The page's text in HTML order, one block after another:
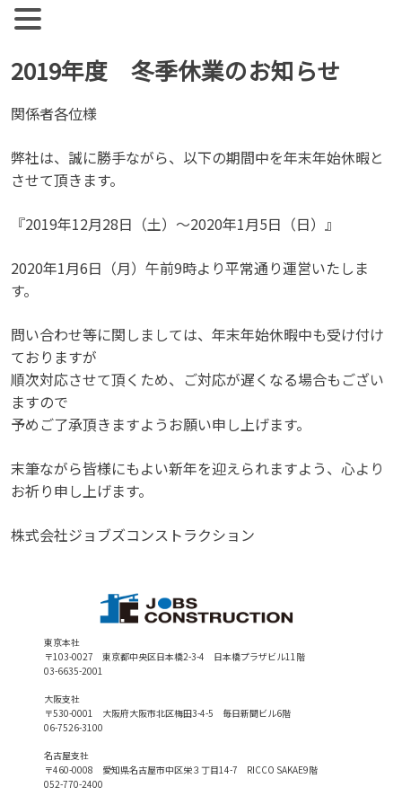
Skip
to
content
【公式】ジョブズコンストラクション
弊社では雇用促進を目標に人材紹介、人材派遣を行っておりま
離職率が非常に高い実情があります。
2019年度 冬季休業のお知らせ
関係者各位様
弊社は、誠に勝手ながら、以下の期間中を年末年始休暇と
させて頂きます。
『2019年12月28日（土）～2020年1月5日（日）』
2020年1月6日（月）午前9時より平常通り運営いたしま
す。
問い合わせ等に関しましては、年末年始休暇中も受け付け
ておりますが
順次対応させて頂くため、ご対応が遅くなる場合もござい
ますので
予めご了承頂きますようお願い申し上げます。
末筆ながら皆様にもよい新年を迎えられますよう、心より
お祈り申し上げます。
株式会社ジョブズコンストラクション
東京本社
〒103-0027 東京都中央区日本橋2-3-4 日本橋プラザビル11階
03-6635-2001
大阪支社
〒530-0001 大阪府大阪市北区梅田3-4-5 毎日新聞ビル6階
06-7526-3100
名古屋支社
〒460-0008 愛知県名古屋市中区栄３丁目14-7 RICCO SAKAE9階
052-770-2400